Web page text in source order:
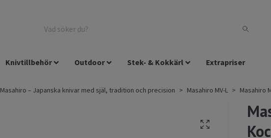
Knivtillbehör Outdoor Stek- & Kokkärl Extrapriser
Masahiro – Japanska knivar med själ, tradition och precision Masahiro MV-L Masahiro